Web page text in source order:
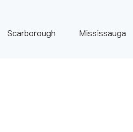
Scarborough Mississauga